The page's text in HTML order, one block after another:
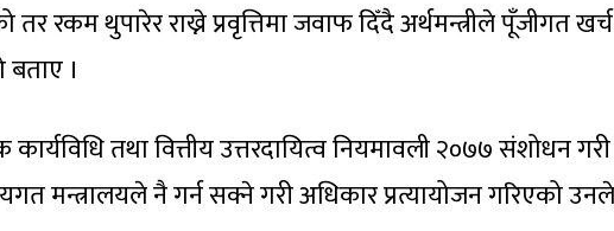
रकम थुपारेर राख्ने प्रवृत्तिमा जवाफ दिँदै अर्थमन्त्रीले पूँजीगत खर्च
।
तथा वित्तीय उत्तरदायित्व नियमावली २०७७ संशोधन गरी
मन्त्रालयले नै गर्न सक्ने गरी अधिकार प्रत्यायोजन गरिएको उनले